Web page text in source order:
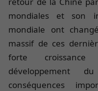
mondiales et son
mondiale ont
massif de ces
forte
conséquences